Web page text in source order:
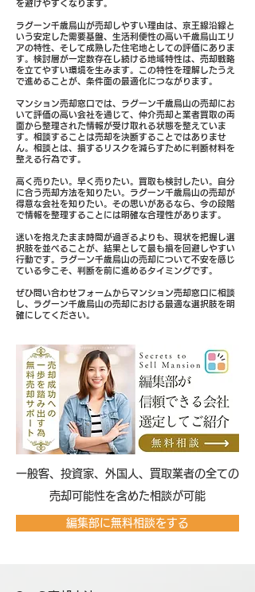
を避けやすくなります。
ラグーン千歳烏山が売却しやすい理由は、京王線沿線と
いう安定した需要基盤、生活利便性の高い千歳烏山エリ
アの特性、そして成熟した住宅地としての評価にありま
す。検討層が一定数存在し続ける地域特性は、売却戦略
を立てやすい環境を生みます。この特性を理解したうえ
で進めることが、条件面の最適化につながります。
マンション売却窓口では、ラグーン千歳烏山の売却にお
いて評価の高い会社を通じて、仲介売却と業者買取の両
面から整理された情報が受け取れる状態を整えていま
す。相談することは売却を決断することではありませ
ん。相談とは、損するリスクを減らすために判断材料を
整える行為です。
高く売りたい。早く売りたい。買取も検討したい。自分
に合う売却方法を知りたい。ラグーン千歳烏山の売却が
得意な会社を知りたい。その思いがあるなら、今の段階
で情報を整理することには明確な合理性があります。
迷いを抱えたまま時間が過ぎるよりも、現状を把握し選
択肢を並べることが、結果として最も損を回避しやすい
行動です。ラグーン千歳烏山の売却について不安を感じ
ている今こそ、判断を前に進めるタイミングです。
ぜひ問い合わせフォームからマンション売却窓口に相談
し、ラグーン千歳烏山の売却における最適な選択肢を明
確にしてください。
​一般客、投資家、外国人、買取業者の全ての
売却可能性を含めた相談が可能
編集部に無料相談をする